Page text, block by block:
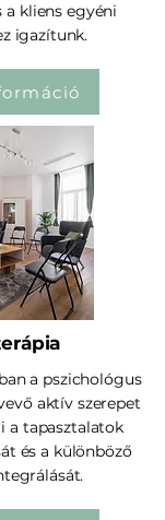
a kliens egyéni
igazítunk.
a pszichológus
aktív szerepet
a tapasztalatok
és a különböző